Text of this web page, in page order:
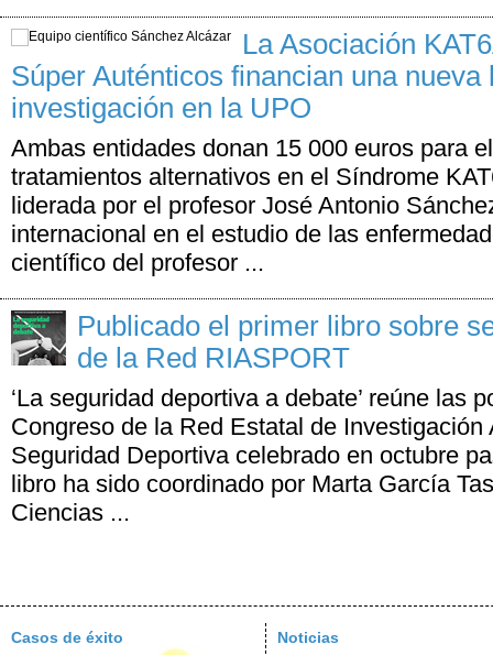
La Asociación
Súper Auténticos financian una nueva
investigación en la UPO
Ambas entidades donan 15 000 euros para
tratamientos alternativos en el Síndrome
liderada por el profesor José Antonio
internacional en el estudio de las
científico del profesor ...
Publicado el primer libro sobre
de la Red RIASPORT
‘La seguridad deportiva a debate’ reúne las
Congreso de la Red Estatal de Investigación
Seguridad Deportiva celebrado en octubre
libro ha sido coordinado por Marta García
Ciencias ...
Casos de éxito
Noticias